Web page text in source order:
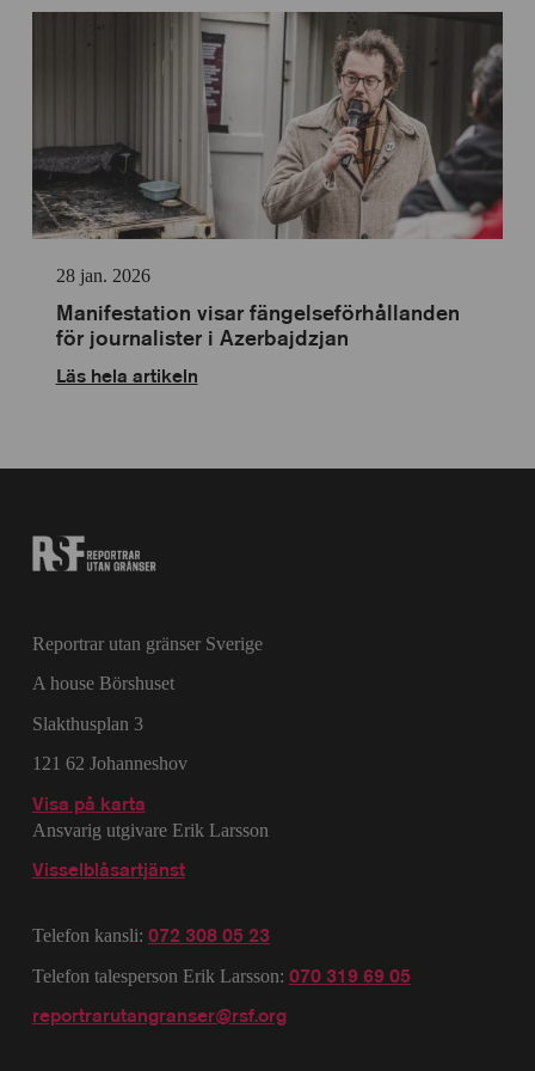
28 jan. 2026
Manifestation visar fängelseförhållanden
för journalister i Azerbajdzjan
Läs hela artikeln
Reportrar utan gränser Sverige
A house Börshuset
Slakthusplan 3
121 62 Johanneshov
Visa på karta
Ansvarig utgivare Erik Larsson
Visselblåsartjänst
Telefon kansli: 072 308 05 23
Telefon talesperson Erik Larsson: 070 319 69 05
reportrarutangranser@rsf.org